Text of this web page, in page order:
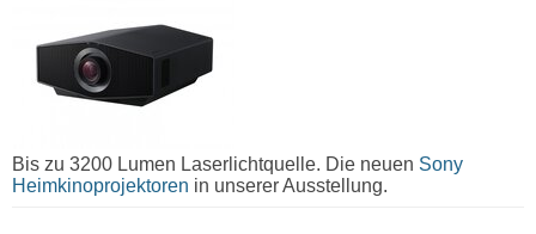
Bis zu 3200 Lumen Laserlichtquelle. Die neuen Sony
Heimkinoprojektoren in unserer Ausstellung.